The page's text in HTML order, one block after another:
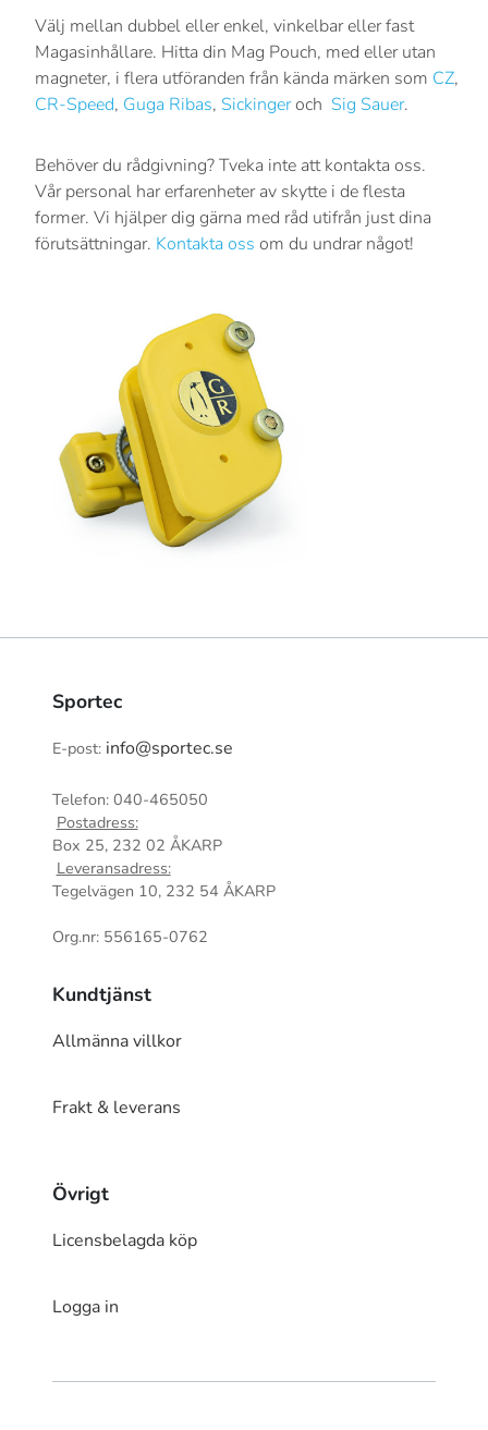
Välj mellan dubbel eller enkel, vinkelbar eller fast
Magasinhållare. Hitta din Mag Pouch, med eller utan
magneter, i flera utföranden från kända märken som CZ,
CR-Speed, Guga Ribas, Sickingeroch Sig Sauer.
Behöver du rådgivning? Tveka inte att kontakta oss.
Vår personal har erfarenheter av skytte i de flesta
former. Vi hjälper dig gärna med råd utifrån just dina
förutsättningar. Kontakta oss om du undrar något!
Sportec
E-post: info@sportec.se
Telefon: 040-465050
Postadress:
Box 25, 232 02 ÅKARP
Leveransadress:
Tegelvägen 10, 232 54 ÅKARP
Org.nr: 556165-0762
Kundtjänst
Allmänna villkor
Frakt & leverans
Övrigt
Licensbelagda köp
Logga in